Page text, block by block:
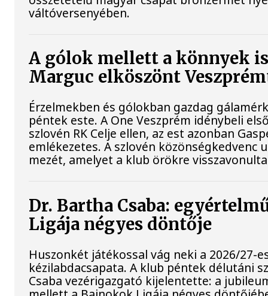
váltóversenyében.
A gólok mellett a könnyek
Marguc elköszönt
Érzelmekben és gólokban gazdag
péntek este. A One Veszprém idénybeli
szlovén RK Celje ellen, az est azonban
emlékezetes. A szlovén
mezét, amelyet a klub örökre
Dr. Bartha Csaba:
Ligája négyes döntője
Huszonkét játékossal vág neki a 2026/27-
kézilabdacsapata. A klub péntek délutáni
Csaba vezérigazgató kijelentette: a